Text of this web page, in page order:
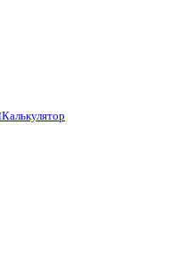
Калькулятор